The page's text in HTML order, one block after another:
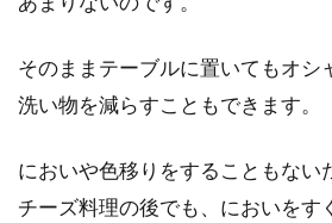
そのままテーブルに置いてもオシ
洗い物を減らすこともできます。
においや色移りをすることもない
チーズ料理の後でも、においをす